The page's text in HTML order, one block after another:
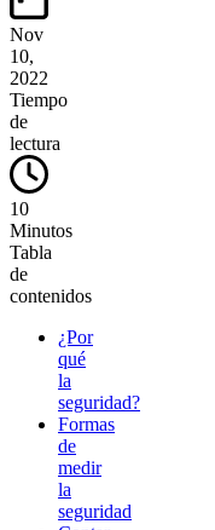
Nov
10,
2022
Tiempo
de
lectura
10
Minutos
Tabla
de
contenidos
¿Por
qué
la
seguridad?
Formas
de
medir
la
seguridad